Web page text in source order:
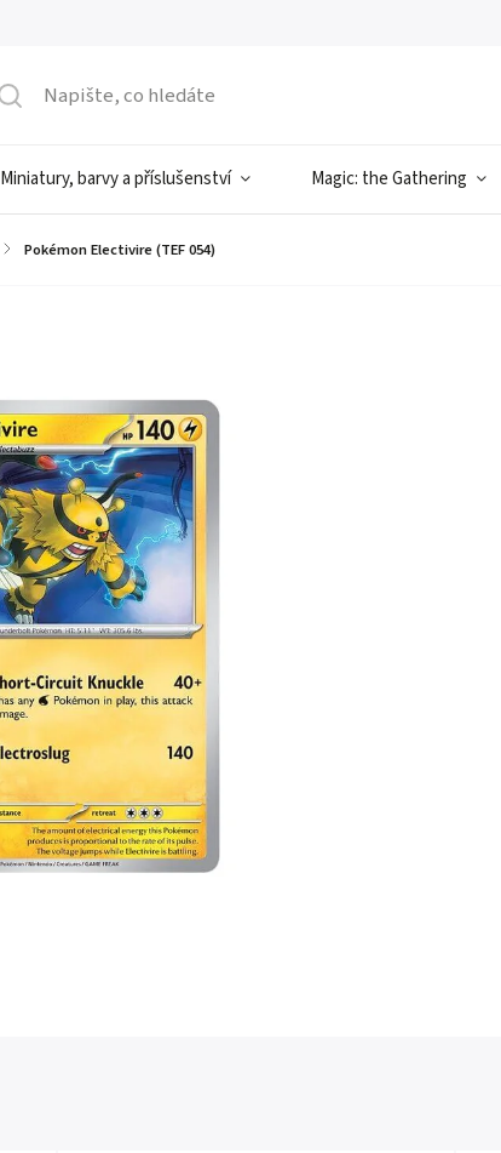
Miniatury, barvy a příslušenství Magic: the Gathering
/ Pokémon Electivire (TEF 054)